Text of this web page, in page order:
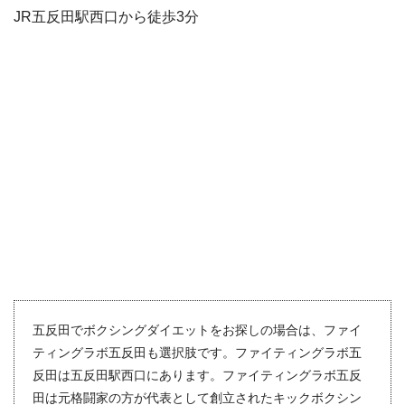
JR五反田駅西口から徒歩3分
五反田でボクシングダイエットをお探しの場合は、ファイ
ティングラボ五反田も選択肢です。ファイティングラボ五
反田は五反田駅西口にあります。ファイティングラボ五反
田は元格闘家の方が代表として創立されたキックボクシン